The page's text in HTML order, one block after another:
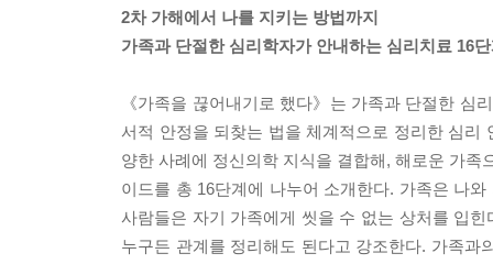
2차 가해에서 나를 지키는 방법까지
가족과 단절한 심리학자가 안내하는 심리치료 16
《가족을 끊어내기로 했다》는 가족과 단절한 심
서적 안정을 되찾는 법을 체계적으로 정리한 심
양한 사례에 정신의학 지식을 결합해, 해로운 가
이드를 총 16단계에 나누어 소개한다. 가족은 나
사람들은 자기 가족에게 씻을 수 없는 상처를 입
누구든 관계를 정리해도 된다고 강조한다. 가족